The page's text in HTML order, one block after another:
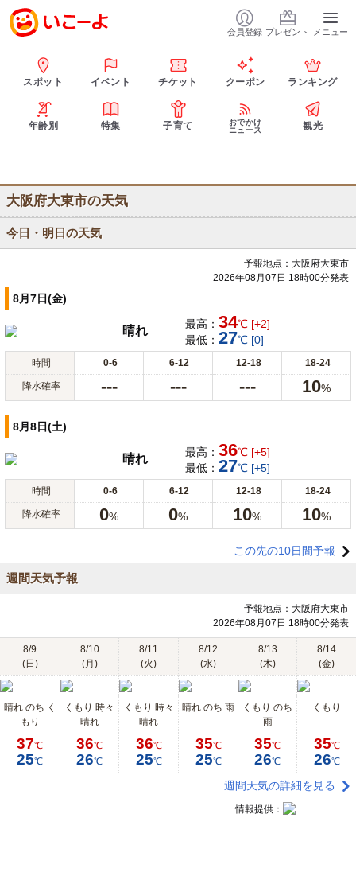
会員登録 プレゼント メニュー
スポット イベント チケット クーポン ランキング
年齢別 特集 子育て
おでかけ
ニュース
観光
大阪府大東市の天気
今日・明日の天気
予報地点：大阪府大東市
2026年08月07日 18時00分発表
8月7日(金)
晴れ 最高： 34℃ [+2]
最低： 27℃ [0]
時間 0-6 6-12 12-18 18-24
降水確率 --- --- --- 10%
8月8日(土)
晴れ 最高： 36℃ [+5]
最低： 27℃ [+5]
時間 0-6 6-12 12-18 18-24
降水確率 0% 0% 10% 10%
この先の10日間予報
週間天気予報
予報地点：大阪府大東市
2026年08月07日 18時00分発表
8/9
(日)
8/10
(月)
8/11
(火)
8/12
(水)
8/13
(木)
8/14
(金)
晴れ のち く
もり
くもり 時々
晴れ
くもり 時々
晴れ
晴れ のち 雨
くもり のち
雨
くもり
37℃
25℃
36℃
26℃
36℃
25℃
35℃
25℃
35℃
26℃
35℃
26℃
週間天気の詳細を見る
情報提供：